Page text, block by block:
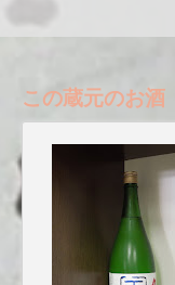
この蔵元のお酒